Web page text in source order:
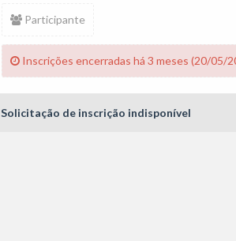
Participante
Inscrições encerradas há 3 meses (20/05/
Solicitação de inscrição indisponível